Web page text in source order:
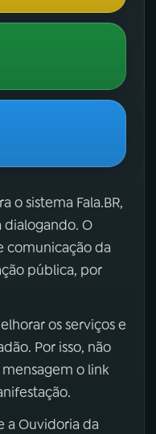
o sistema Fala.BR,
dialogando. O
comunicação da
pública, por
os serviços e
Por isso, não
o link
a Ouvidoria da